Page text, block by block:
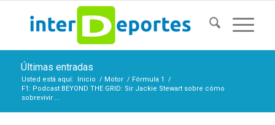
Últimas entradas
Usted está aquí: Inicio / Motor / Fórmula 1
/
F1: Podcast BEYOND THE GRID: Sir Jackie Stewart sobre cómo
sobrevivir ...